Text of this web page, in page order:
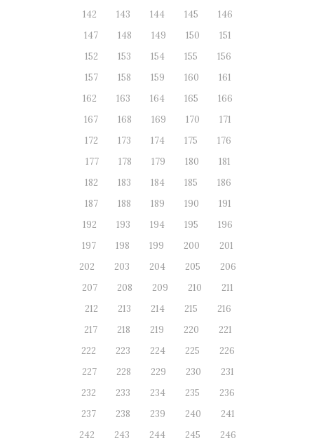
142
143 144 145
146
147
148 149 150
151
152
153 154 155
156
157
158 159 160
161
162
163 164 165
166
167
168 169 170
171
172
173 174 175
176
177
178 179 180
181
182
183 184 185
186
187
188 189 190
191
192
193 194 195
196
197
198 199 200
201
202
203 204 205
206
207
208 209 210
211
212
213 214 215
216
217
218 219 220
221
222
223 224 225
226
227
228 229 230
231
232
233 234 235
236
237
238 239 240
241
242
243 244 245
246